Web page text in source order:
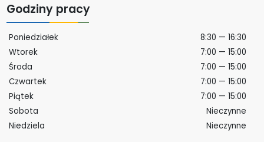
Godziny pracy
Poniedziałek
8:30 — 16:30
Wtorek
7:00 — 15:00
Środa
7:00 — 15:00
Czwartek
7:00 — 15:00
Piątek
7:00 — 15:00
Sobota
Nieczynne
Niedziela
Nieczynne